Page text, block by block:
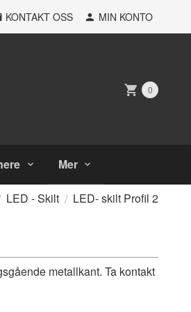
KONTAKT OSS MIN KONTO
0
Mer
LED - Skilt LED- skilt Profil 2
metallkant. Ta kontakt